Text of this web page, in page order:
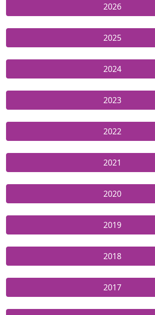
2026
2025
2024
2023
2022
2021
2020
2019
2018
2017